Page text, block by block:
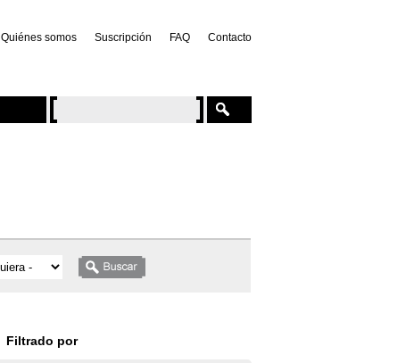
Quiénes somos Suscripción FAQ Contacto
Filtrado por